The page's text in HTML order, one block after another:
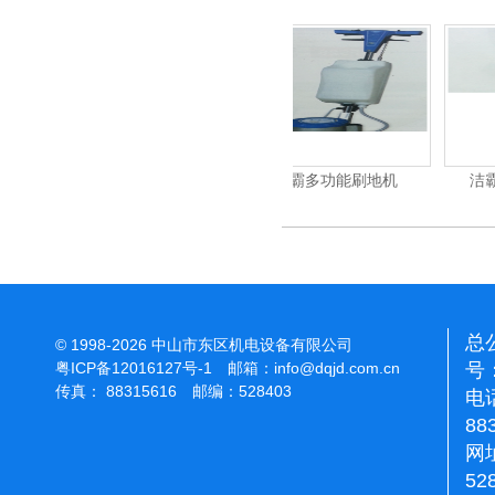
洁霸石面加重翻新机
© 1998-2026 中山市东区机电设备有限公司
粤ICP备12016127号-1
邮箱： info@dqjd.com.cn
传真： 88315616 邮编：528403
总
号
电
网